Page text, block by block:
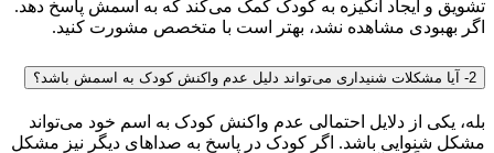
تشویق و ایجاد انگیزه به کودک کمک می‌کند که به اسمش پاسخ دهد.
اگر بهبودی مشاهده نشد، بهتر است با متخصص مشورت کنید.
2- آیا مشکلات شنیداری می‌تواند دلیل عدم واکنش کودک به اسمش باشد؟
بله، یکی از دلایل احتمالی عدم واکنش کودک به اسم خود می‌تواند
مشکل شنوایی باشد. اگر کودک در پاسخ به صداهای دیگر نیز مشکل